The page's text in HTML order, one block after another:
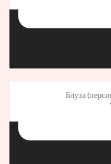
Блуза